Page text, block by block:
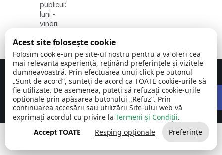
publicul:
luni -
vineri:
16:00
Comuna Carcaliu | județul
Tulcea
©
2026
Toate drepturile
rezervate
Concept realizat deBig Media Relații Publice SRL
Acest site folosește cookie
Folosim cookie-uri pe site-ul nostru pentru a vă oferi cea
mai relevantă experiență, reținând preferințele și vizitele
dumneavoastră. Prin efectuarea unui click pe butonul
„Sunt de acord”, sunteți de acord ca TOATE cookie-urile să
fie utilizate. De asemenea, puteți să refuzați cookie-urile
opționale prin apăsarea butonului „Refuz”. Prin
continuarea accesării sau utilizării Site-ului web vă
exprimați acordul cu privire la Termeni și Condiții.
Accept TOATE
Resping opționale Preferințe